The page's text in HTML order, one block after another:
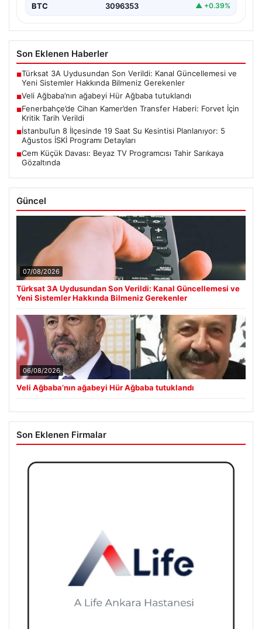
BTC 3096353 ▲ +0.39%
Son Eklenen Haberler
■Türksat 3A Uydusundan Son Verildi: Kanal Güncellemesi ve
Yeni Sistemler Hakkında Bilmeniz Gerekenler
■Veli Ağbaba’nın ağabeyi Hür Ağbaba tutuklandı
■Fenerbahçe’de Cihan Kamer’den Transfer Haberi: Forvet İçin
Kritik Tarih Verildi
■İstanbul’un 8 İlçesinde 19 Saat Su Kesintisi Planlanıyor: 5
Ağustos İSKİ Programı Detayları
■Cem Küçük Davası: Beyaz TV Programcısı Tahir Sarıkaya
Gözaltında
Güncel
07/08/2026
Türksat 3A Uydusundan Son Verildi: Kanal Güncellemesi ve
Yeni Sistemler Hakkında Bilmeniz Gerekenler
06/08/2026
Veli Ağbaba’nın ağabeyi Hür Ağbaba tutuklandı
Son Eklenen Firmalar